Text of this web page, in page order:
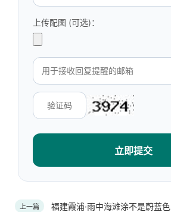
上传配图 (可选)：
立即提交
上一篇 福建霞浦·雨中海滩涂不是蔚蓝色